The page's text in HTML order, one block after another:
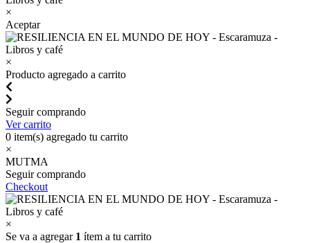
×
Aceptar
×
Producto agregado a carrito
Seguir comprando
Ver carrito
0 item(s) agregado tu carrito
×
MUTMA
Seguir comprando
Checkout
×
Se va a agregar 1 ítem a tu carrito